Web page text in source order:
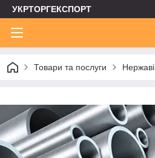
УКРТОРГЕКСПОРТ
Товари та послуги